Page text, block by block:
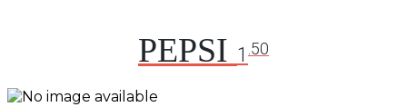
PEPSI 1 .50